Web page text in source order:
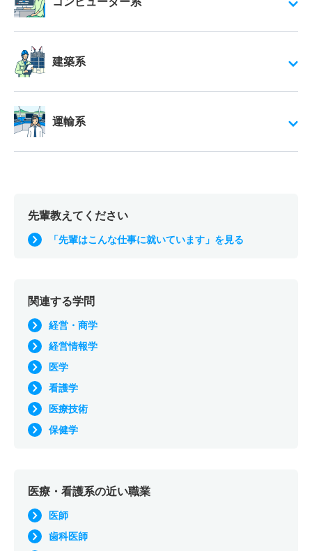
建築系
運輸系
先輩教えてください
「先輩はこんな仕事に就いています」を見る
関連する学問
経営・商学
経営情報学
医学
看護学
医療技術
保健学
医療・看護系の近い職業
医師
歯科医師